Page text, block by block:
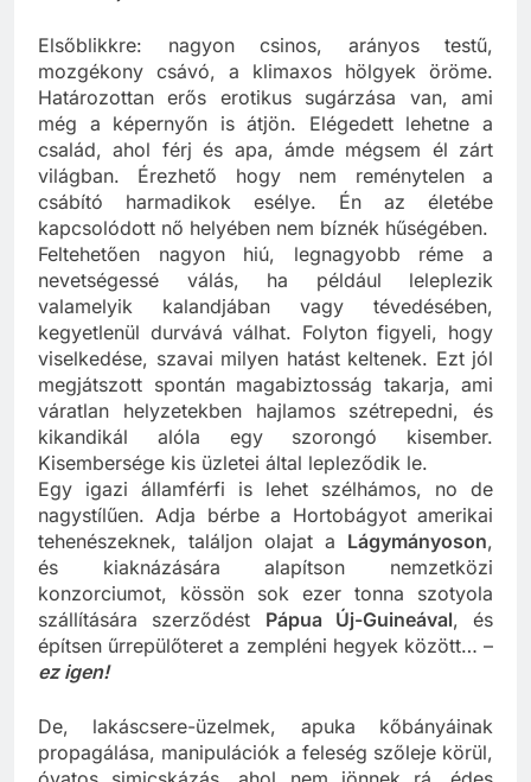
Elsőblikkre: nagyon csinos, arányos testű,
mozgékony csávó, a klimaxos hölgyek öröme.
Határozottan erős erotikus sugárzása van, ami
még a képernyőn is átjön. Elégedett lehetne a
család, ahol férj és apa, ámde mégsem él zárt
világban. Érezhető hogy nem reménytelen a
csábító harmadikok esélye. Én az életébe
kapcsolódott nő helyében nem bíznék hűségében.
Feltehetően nagyon hiú, legnagyobb réme a
nevetségessé válás, ha például leleplezik
valamelyik kalandjában vagy tévedésében,
kegyetlenül durvává válhat. Folyton figyeli, hogy
viselkedése, szavai milyen hatást keltenek. Ezt jól
megjátszott spontán magabiztosság takarja, ami
váratlan helyzetekben hajlamos szétrepedni, és
kikandikál alóla egy szorongó kisember.
Kisembersége kis üzletei által lepleződik le.
Egy igazi államférfi is lehet szélhámos, no de
nagystílűen. Adja bérbe a Hortobágyot amerikai
tehenészeknek, találjon olajat a Lágymányoson,
és kiaknázására alapítson nemzetközi
konzorciumot, kössön sok ezer tonna szotyola
szállítására szerződéstPápua Új-Guineával, és
építsen űrrepülőteret a zempléni hegyek között… –
De, lakáscsere-üzelmek, apuka kőbányáinak
propagálása, manipulációk a feleség szőleje körül,